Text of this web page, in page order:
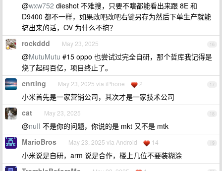
@wxw752 dieshot 不难搜，只要不瞎都能看出来跟 8E 和
D9400 都不一样，如果改吧改吧右键另存为然后下单生产就能
搞出来的话，OV 为什么不搞？
16
rockddd May 23, 2025
@MutuMutu #15 oppo 也尝试过完全自研，那个哲库我记得是
烧了起码百亿，项目终止了。
17
cnrting May 23, 2025 via iPhone 2
小米首先是一家营销公司，其次才是一家技术公司
18
cat May 23, 2025
@nuII 不是你的问题，你说的是 mkt 又不是 mtk
19
MarioBros May 23, 2025 via Android 14
小米说是自研，arm 说是合作，楼上几位不要装糊涂